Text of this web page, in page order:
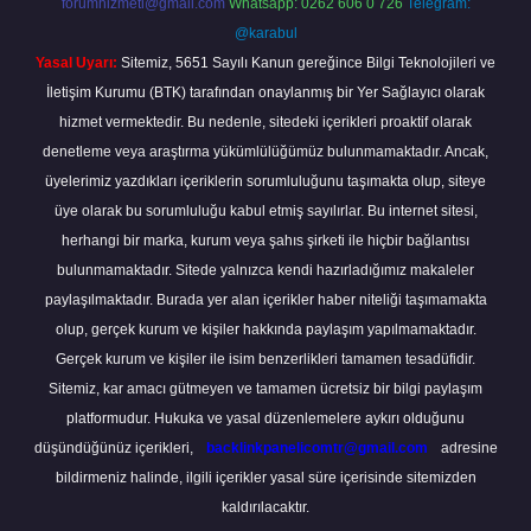
forumhizmeti@gmail.com Whatsapp: 0262 606 0 726 Telegram:
@karabul
Yasal Uyarı: Sitemiz, 5651 Sayılı Kanun gereğince Bilgi Teknolojileri ve
İletişim Kurumu (BTK) tarafından onaylanmış bir Yer Sağlayıcı olarak
hizmet vermektedir. Bu nedenle, sitedeki içerikleri proaktif olarak
denetleme veya araştırma yükümlülüğümüz bulunmamaktadır. Ancak,
üyelerimiz yazdıkları içeriklerin sorumluluğunu taşımakta olup, siteye
üye olarak bu sorumluluğu kabul etmiş sayılırlar. Bu internet sitesi,
herhangi bir marka, kurum veya şahıs şirketi ile hiçbir bağlantısı
bulunmamaktadır. Sitede yalnızca kendi hazırladığımız makaleler
paylaşılmaktadır. Burada yer alan içerikler haber niteliği taşımamakta
olup, gerçek kurum ve kişiler hakkında paylaşım yapılmamaktadır.
Gerçek kurum ve kişiler ile isim benzerlikleri tamamen tesadüfidir.
Sitemiz, kar amacı gütmeyen ve tamamen ücretsiz bir bilgi paylaşım
platformudur. Hukuka ve yasal düzenlemelere aykırı olduğunu
düşündüğünüz içerikleri,
backlinkpanelicomtr@gmail.com
adresine
bildirmeniz halinde, ilgili içerikler yasal süre içerisinde sitemizden
kaldırılacaktır.